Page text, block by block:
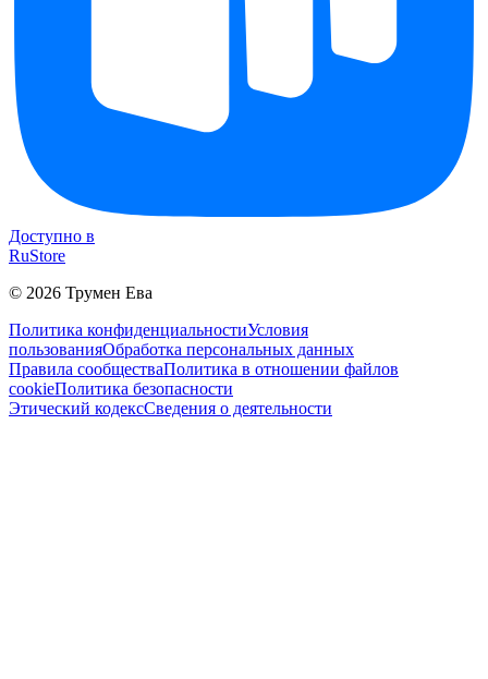
Доступно в
RuStore
© 2026 Трумен Ева
Политика конфиденциальностиУсловия
пользованияОбработка персональных данных
Правила сообществаПолитика в отношении файлов
cookieПолитика безопасности
Этический кодексСведения о деятельности